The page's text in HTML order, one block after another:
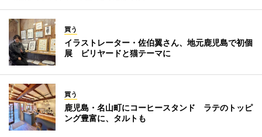
買う
イラストレーター・佐伯翼さん、地元鹿児島で初個
展 ビリヤードと猫テーマに
買う
鹿児島・名山町にコーヒースタンド ラテのトッピ
ング豊富に、タルトも